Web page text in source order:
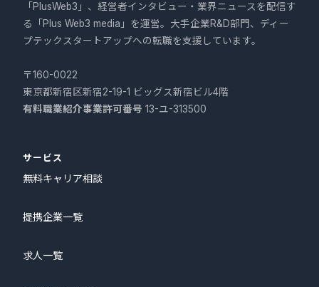
「PlusWeb3」、経営者インタビュー・業界ニュースを配信す
る「Plus Web3 media」を運営。大手企業R&D部門、ディー
プテックスタートアップへの転職を支援しています。
〒160-0022
東京都新宿区新宿2-19-1 ビッグス新宿ビル4階
有料職業紹介事業許可番号 13-ユ-313500
サービス
無料キャリア相談
提携企業一覧
求人一覧